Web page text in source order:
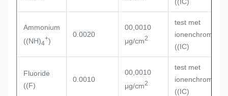
Ammonium
((NH)4
+)
0.0020
00,0010
μg/cm2
test met
((IC)
Fluoride
((F)
0.0010
00,0010
μg/cm2
test met
((IC)